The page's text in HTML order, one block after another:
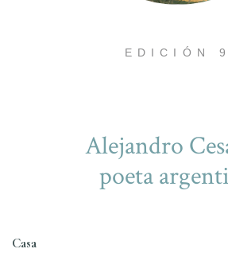
EDICIÓN 9
Alejandro
poeta
Casa